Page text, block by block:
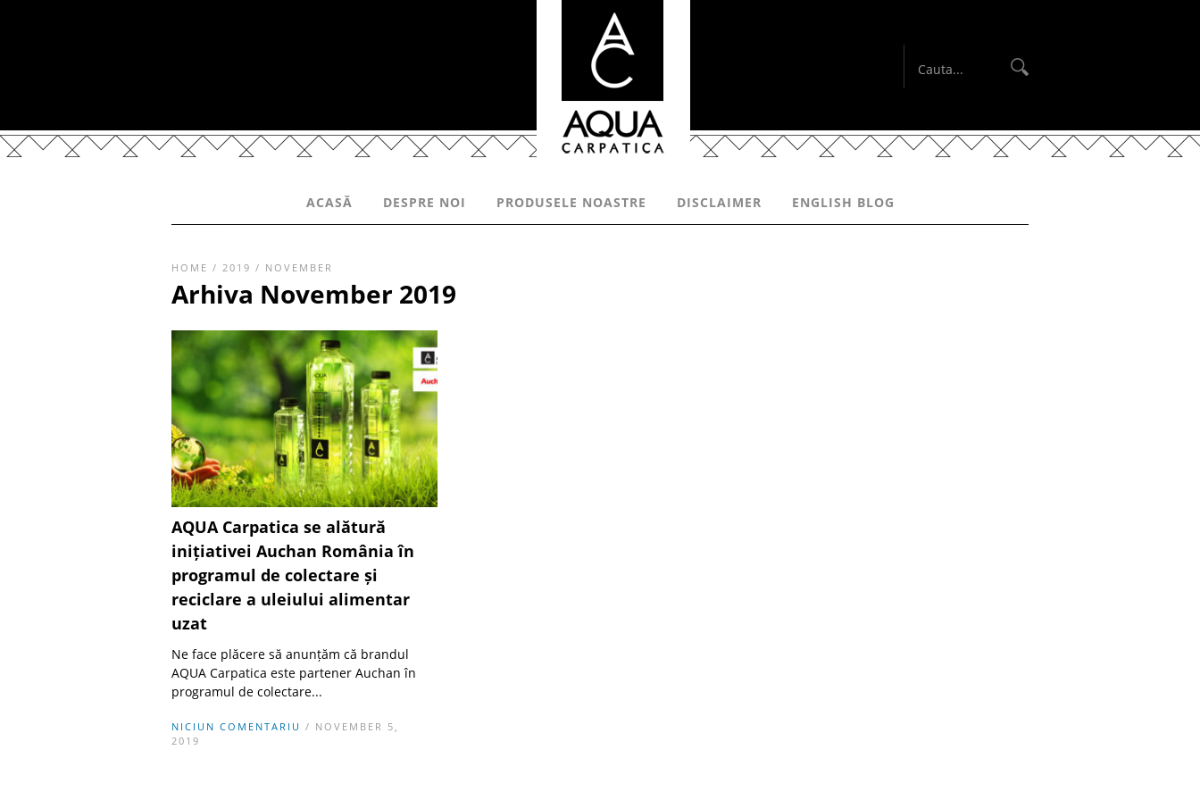
ACASĂ DESPRE NOI PRODUSELE NOASTRE DISCLAIMER ENGLISH BLOG
HOME / 2019 / NOVEMBER
Arhiva November 2019
AQUA Carpatica se alătură
inițiativei Auchan România în
programul de colectare și
reciclare a uleiului alimentar
uzat
Ne face plăcere să anunțăm că brandul
AQUA Carpatica este partener Auchan în
programul de colectare...
NICIUN COMENTARIU / NOVEMBER 5,
2019